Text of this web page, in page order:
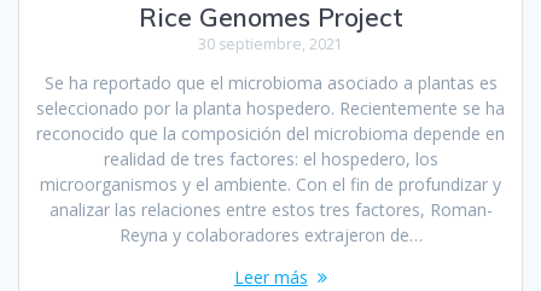
Rice Genomes Project
30 septiembre, 2021
Se ha reportado que el microbioma asociado a plantas es
seleccionado por la planta hospedero. Recientemente se ha
reconocido que la composición del microbioma depende en
realidad de tres factores: el hospedero, los
microorganismos y el ambiente. Con el fin de profundizar y
analizar las relaciones entre estos tres factores, Roman-
Reyna y colaboradores extrajeron de…
Leer más